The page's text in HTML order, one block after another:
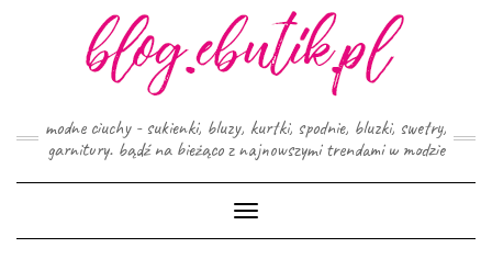
modne ciuchy - sukienki, bluzy, kurtki, spodnie, bluzki, swetry,
garnitury. bądź na bieżąco z najnowszymi trendami w modzie
Toggle
Navigation